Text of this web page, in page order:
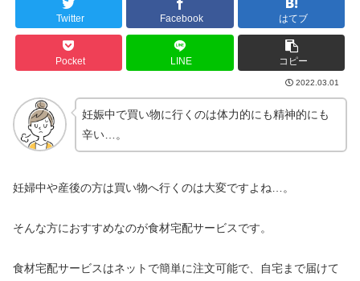
Twitter Facebook はてブ
Pocket LINE コピー
2022.03.01
妊娠中で買い物に行くのは体力的にも精神的にも
辛い…。
妊婦中や産後の方は買い物へ行くのは大変ですよね…。
そんな方におすすめなのが食材宅配サービスです。
食材宅配サービスはネットで簡単に注文可能で、自宅まで届けて